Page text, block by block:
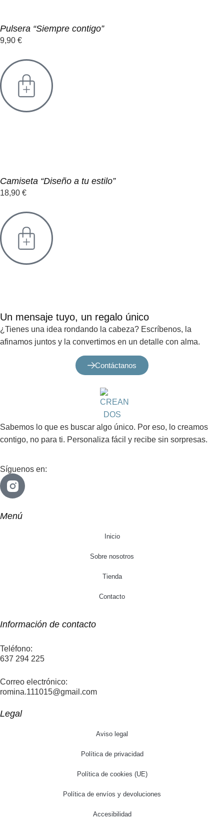
Pulsera “Siempre contigo”
9,90 €
Camiseta “Diseño a tu estilo”
18,90 €
Un mensaje tuyo, un regalo único
¿Tienes una idea rondando la cabeza? Escríbenos, la
afinamos juntos y la convertimos en un detalle con alma.
Contáctanos
Sabemos lo que es buscar algo único. Por eso, lo creamos
contigo, no para ti. Personaliza fácil y recibe sin sorpresas.
Síguenos en:
Menú
Inicio
Sobre nosotros
Tienda
Contacto
Información de contacto
Teléfono:
637 294 225
Correo electrónico:
romina.111015@gmail.com
Legal
Aviso legal
Política de privacidad
Política de cookies (UE)
Política de envíos y devoluciones
Accesibilidad